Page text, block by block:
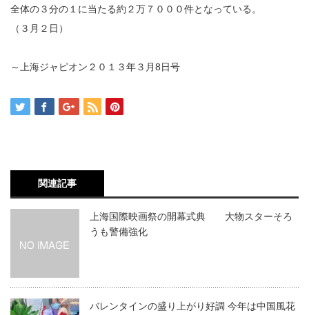
全体の３分の１に当たる約２万７０００件となっている。
（３月２日）
～上海ジャピオン２０１３年３月8日号
関連記事
上海国際映画祭の開幕式典 大物スターそろ
うも警備強化
バレンタインの盛り上がり好調 今年は中国風花